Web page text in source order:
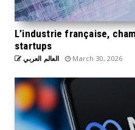
L’industrie française,
startups
العالم العربي March 30, 2026